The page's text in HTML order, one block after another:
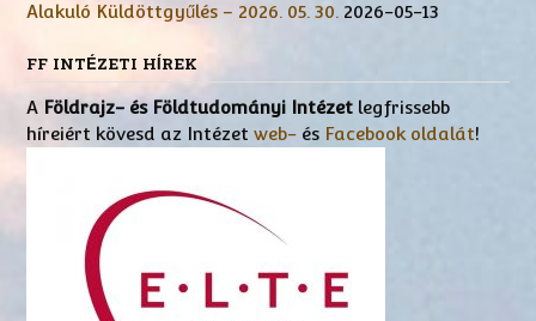
Alakuló Küldöttgyűlés – 2026. 05. 30. 2026-05-13
FF INTÉZETI HÍREK
A Földrajz- és Földtudományi Intézet legfrissebb
híreiért kövesd az Intézet web- és Facebook oldalát!